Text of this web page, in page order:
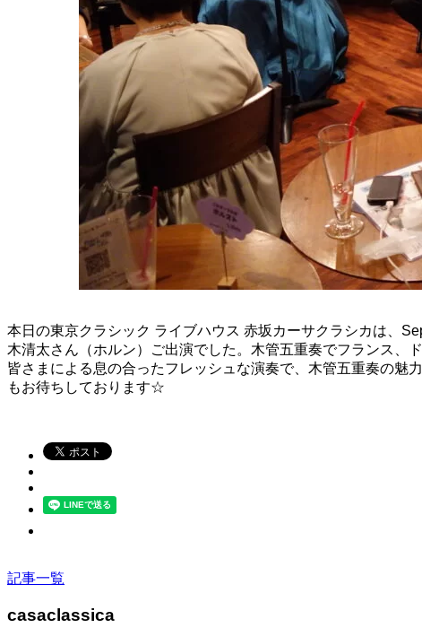
本日の東京クラシック ライブハウス 赤坂カーサクラシカは、
木清太さん（ホルン）ご出演でした。木管五重奏でフランス、
皆さまによる息の合ったフレッシュな演奏で、木管五重奏の魅
もお待ちしております☆
記事一覧
casaclassica